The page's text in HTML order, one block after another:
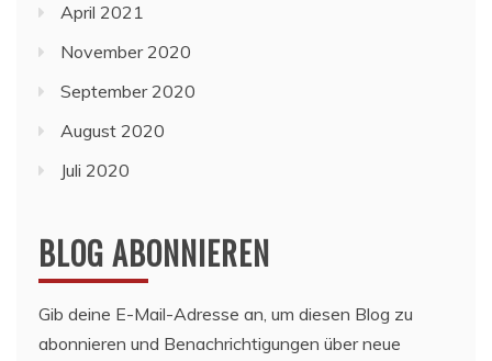
April 2021
November 2020
September 2020
August 2020
Juli 2020
BLOG ABONNIEREN
Gib deine E-Mail-Adresse an, um diesen Blog zu
abonnieren und Benachrichtigungen über neue